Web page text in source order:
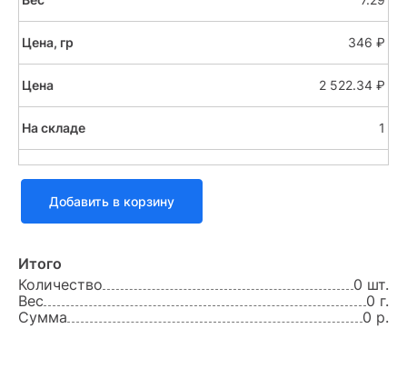
346 ₽
2 522.34 ₽
1
Добавить в корзину
Итого
Количество
0 шт.
Вес
0 г.
Сумма
0 р.